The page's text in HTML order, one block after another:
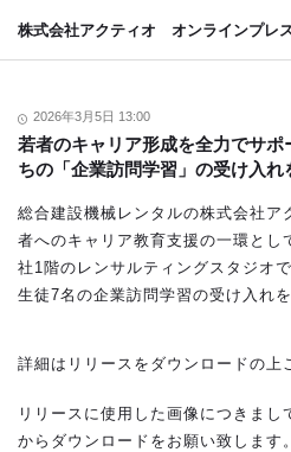
株式会社アクティオ オンラインプレ
2026年3月5日 13:00
若者のキャリア形成を全力でサ
ちの「企業訪問学習」の受け入れ
総合建設機械レンタルの株式会社ア
者へのキャリア教育支援の一環と
社1階のレンサルティングスタジオ
生徒7名の企業訪問学習の受け入れ
詳細はリリースをダウンロードの上
リリースに使用した画像につきま
からダウンロードをお願い致します。